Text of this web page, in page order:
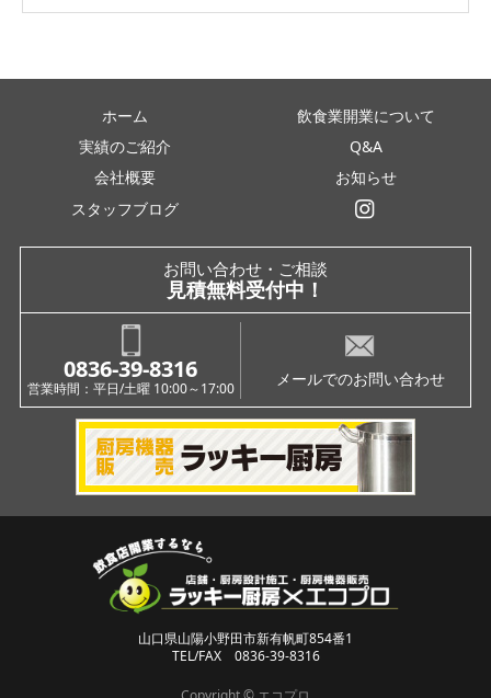
ホーム
飲食業開業について
実績のご紹介
Q&A
会社概要
お知らせ
スタッフブログ
お問い合わせ・ご相談
見積無料受付中！
0836-39-8316
営業時間：平日/土曜 10:00～17:00 メールでのお問い合わせ
山口県山陽小野田市新有帆町854番1
TEL/FAX 0836-39-8316